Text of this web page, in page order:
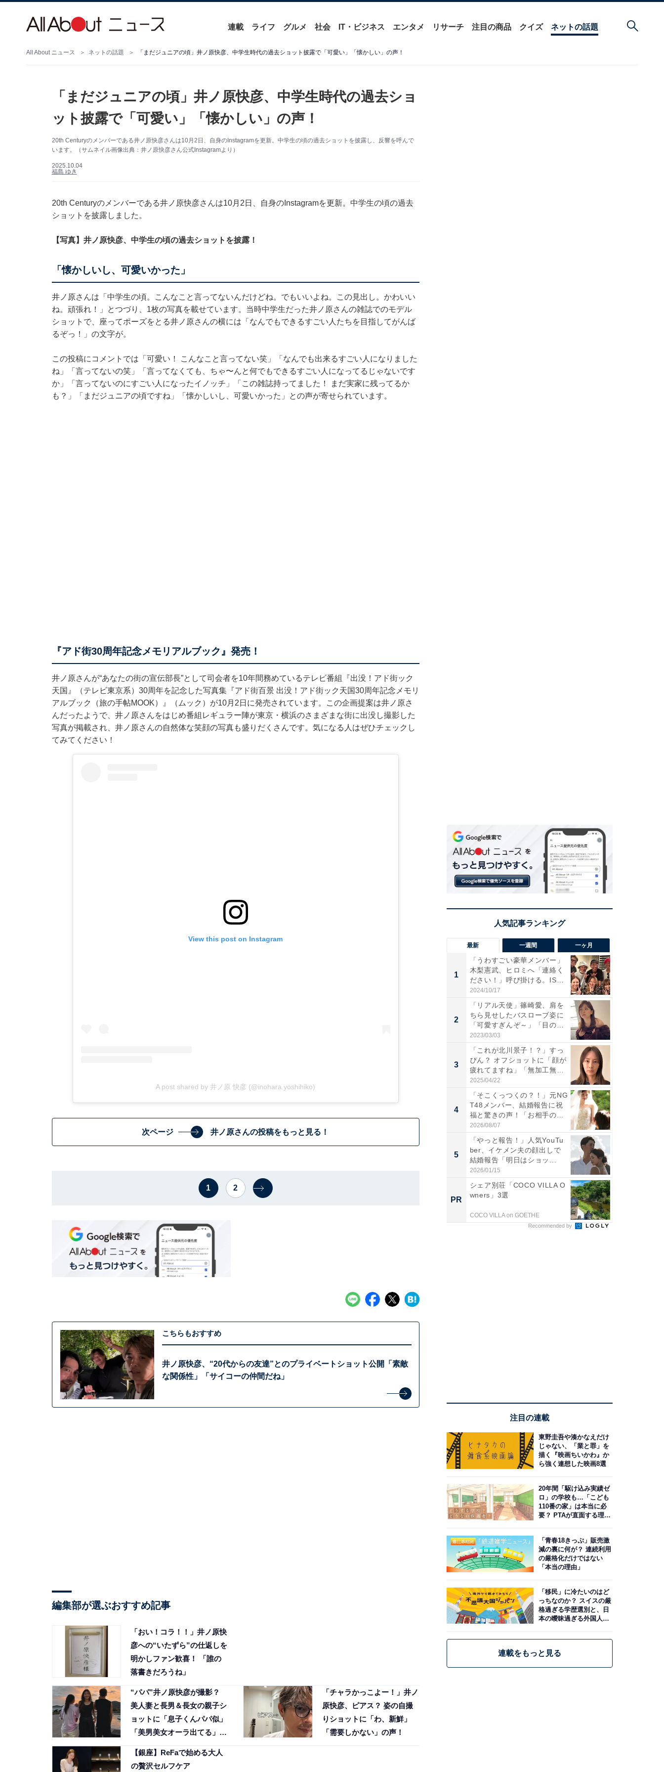
連載 ライフ グルメ 社会 IT・ビジネス エンタメ リサーチ 注目の商品 クイズ ネットの話題
All About ニュース ネットの話題 「まだジュニアの頃」井ノ原快彦、中学生時代の過去ショット披露で「可愛い」「懐かしい」の声！
「まだジュニアの頃」井ノ原快彦、中学生時代の過去ショ
ット披露で「可愛い」「懐かしい」の声！
20th Centuryのメンバーである井ノ原快彦さんは10月2日、自身のInstagramを更新。中学生の頃の過去ショットを披露し、反響を呼んで
います。（サムネイル画像出典：井ノ原快彦さん公式Instagramより）
2025.10.04
福島 ゆき
20th Centuryのメンバーである井ノ原快彦さんは10月2日、自身のInstagramを更新。中学生の頃の過去
ショットを披露しました。
【写真】井ノ原快彦、中学生の頃の過去ショットを披露！
「懐かしいし、可愛いかった」
井ノ原さんは「中学生の頃。こんなこと言ってないんだけどね。でもいいよね。この見出し。かわいい
ね。頑張れ！」とつづり、1枚の写真を載せています。当時中学生だった井ノ原さんの雑誌でのモデル
ショットで、座ってポーズをとる井ノ原さんの横には「なんでもできるすごい人たちを目指してがんば
るぞっ！」の文字が。
この投稿にコメントでは「可愛い！ こんなこと言ってない笑」「なんでも出来るすごい人になりました
ね‪」「言ってないの笑」「言ってなくても、ちゃ〜んと何でもできるすごい人になってるじゃないです
か」「言ってないのにすごい人になったイノッチ」「この雑誌持ってました！ まだ実家に残ってるか
も？」「まだジュニアの頃ですね」「懐かしいし、可愛いかった」との声が寄せられています。
『アド街30周年記念メモリアルブック』発売！
井ノ原さんが“あなたの街の宣伝部長”として司会者を10年間務めているテレビ番組『出没！アド街ック
天国』（テレビ東京系）30周年を記念した写真集『アド街百景 出没！アド街ック天国30周年記念メモリ
アルブック（旅の手帖MOOK）』（ムック）が10月2日に発売されています。この企画提案は井ノ原さ
んだったようで、井ノ原さんをはじめ番組レギュラー陣が東京・横浜のさまざまな街に出没し撮影した
写真が掲載され、井ノ原さんの自然体な笑顔の写真も盛りだくさんです。気になる人はぜひチェックし
てみてください！
View this post on Instagram
A post shared by 井ノ原 快彦 (@inohara.yoshihiko)
次ページ 井ノ原さんの投稿をもっと見る！
1 2
こちらもおすすめ
井ノ原快彦、“20代からの友達”とのプライベートショット公開「素敵
な関係性」「サイコーの仲間だね」
編集部が選ぶおすすめ記事
「おい！コラ！！」井ノ原快
彦への“いたずら”の仕返しを
明かしファン歓喜！ 「誰の
落書きだろうね」
“パパ”井ノ原快彦が撮影？
美人妻と長男＆長女の親子シ
ョットに「息子くんパパ似」
「美男美女オーラ出てる」の
「チャラかっこよー！」井ノ
原快彦、ピアス？ 姿の自撮
りショットに「わ、新鮮」
「需要しかない」の声！
【銀座】ReFaで始める大人
の贅沢セルフケア
最新 一週間 一ヶ月
1
「うわすごい豪華メンバー」
木梨憲武、ヒロミへ「連絡く
ださい！」呼び掛ける。IS
S...
2024/10/17
2
「リアル天使」篠崎愛、肩を
ちら見せしたバスローブ姿に
「可愛すぎんぞ～」「目の表
情...
2023/03/03
3
「これが北川景子！？」すっ
ぴん？ オフショットに「顔が
疲れてますね」「無加工無
表...
2025/04/22
4
「そこくっつくの？！」元NG
T48メンバー、結婚報告に祝
福と驚きの声！「お相手の...
2026/08/07
5
「やっと報告！」人気YouTu
ber、イケメン夫の顔出しで
結婚報告「明日はショッ...
2026/01/15
PR
シェア別荘「COCO VILLA O
wners」3選
COCO VILLA on GOETHE
Recommended by
注目の連載
東野圭吾や湊かなえだけ
じゃない、「業と罪」を
描く『映画ちいかわ』か
ら強く連想した映画8選
20年間「駆け込み実績ゼ
ロ」の学校も…「こども
110番の家」は本当に必
要？ PTAが直面する理想
「青春18きっぷ」販売激
減の裏に何が？ 連続利用
の厳格化だけではない
「本当の理由」
「移民」に冷たいのはど
っちなのか？ スイスの厳
格過ぎる学歴選別と、日
本の曖昧過ぎる外国人政
連載をもっと見る